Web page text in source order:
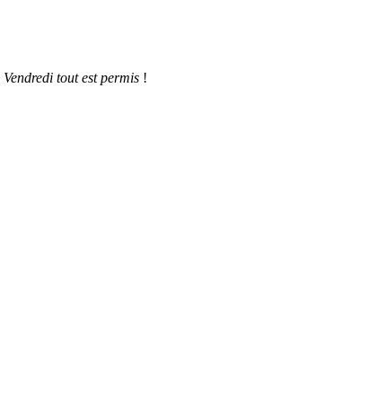
Vendredi tout est permis !